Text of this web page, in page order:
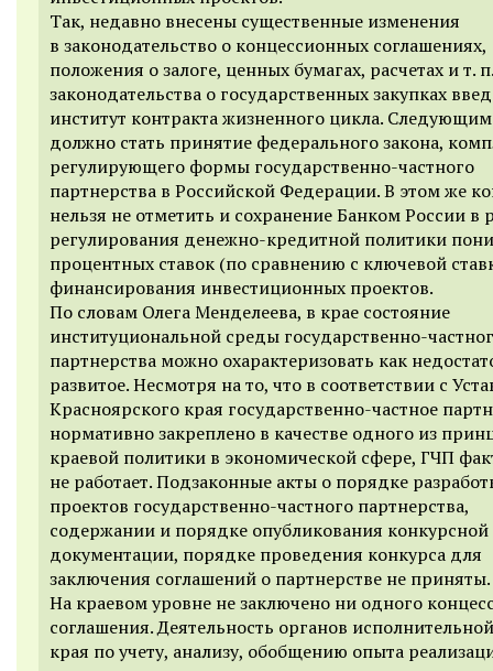
Так, недавно внесены существенные изменения
в законодательство о концессионных соглашениях,
положения о залоге, ценных бумагах, расчетах и т.
законодательства о государственных закупках
институт контракта жизненного цикла.
должно стать принятие федерального закона,
регулирующего формы государственно-частного
партнерства в Российской Федерации. В этом же
нельзя не отметить и сохранение Банком России в
регулирования денежно-кредитной политики
процентных ставок (по сравнению с ключевой
финансирования инвестиционных проектов.
По словам Олега Менделеева, в крае состояние
институциональной среды государственно-
партнерства можно охарактеризовать как
развитое. Несмотря на то, что в соответствии с
Красноярского края государственно-частное
нормативно закреплено в качестве одного из
краевой политики в экономической сфере, ГЧП
не работает. Подзаконные акты о порядке
проектов государственно-частного партнерства,
содержании и порядке опубликования конкурсной
документации, порядке проведения конкурса для
заключения соглашений о партнерстве не приняты.
На краевом уровне не заключено ни одного
соглашения. Деятельность органов
края по учету, анализу, обобщению опыта